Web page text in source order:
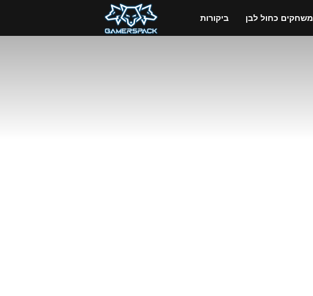
ביקורות משחקים כחול לבן